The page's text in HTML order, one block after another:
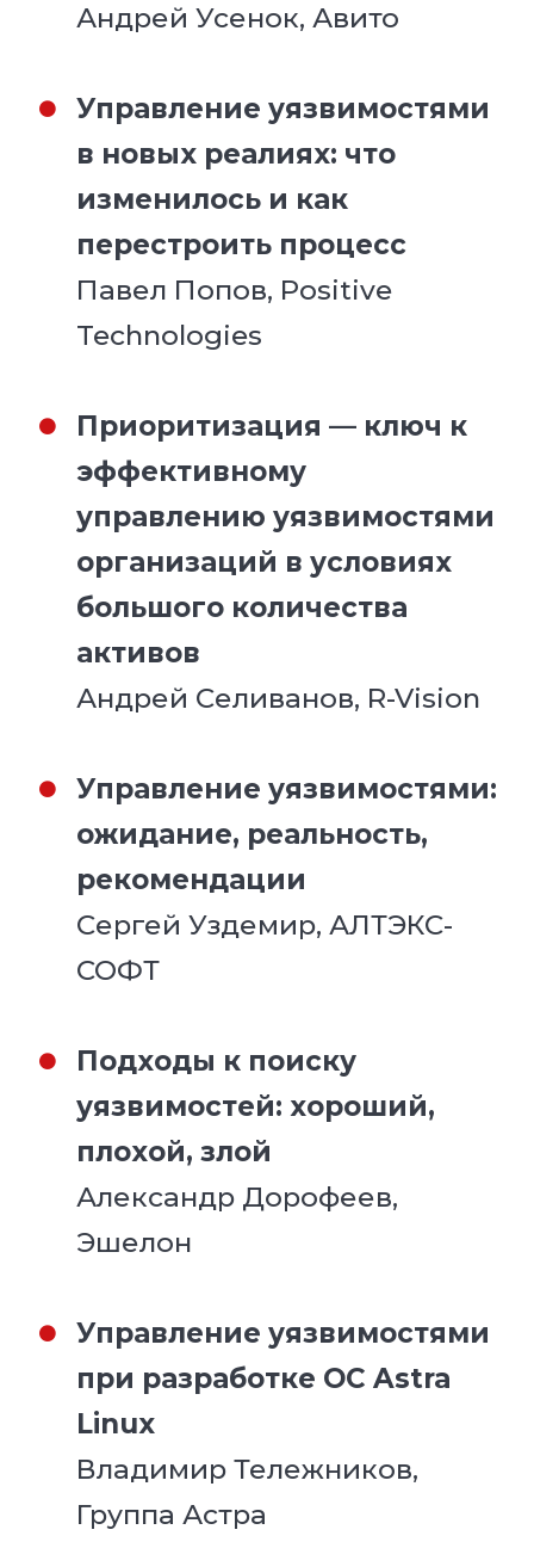
Андрей Усенок, Авито
Управление уязвимостями
в новых реалиях: что
изменилось и как
перестроить процесс
Павел Попов, Positive
Technologies
Приоритизация — ключ к
эффективному
управлению уязвимостями
организаций в условиях
большого количества
активов
Андрей Селиванов, R-Vision
Управление уязвимостями:
ожидание, реальность,
рекомендации
Сергей Уздемир, АЛТЭКС-
СОФТ
Подходы к поиску
уязвимостей: хороший,
плохой, злой
Александр Дорофеев,
Эшелон
Управление уязвимостями
при разработке ОС Astra
Linux
Владимир Тележников,
Группа Астра